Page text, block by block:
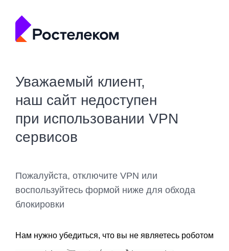
Уважаемый клиент,
наш сайт недоступен
при использовании VPN
сервисов
Пожалуйста, отключите VPN или
воспользуйтесь формой ниже для обхода
блокировки
Нам нужно убедиться, что вы не являетесь роботом